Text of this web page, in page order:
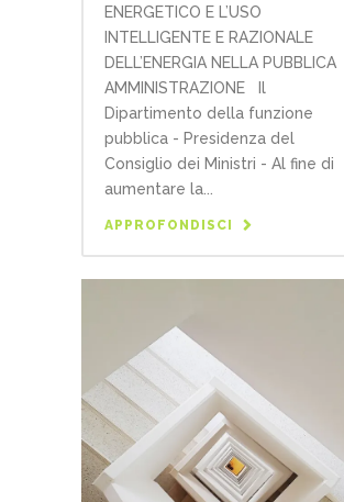
ENERGETICO E L’USO
INTELLIGENTE E RAZIONALE
DELL’ENERGIA NELLA PUBBLICA
AMMINISTRAZIONE Il
Dipartimento della funzione
pubblica - Presidenza del
Consiglio dei Ministri - Al fine di
aumentare la...
APPROFONDISCI